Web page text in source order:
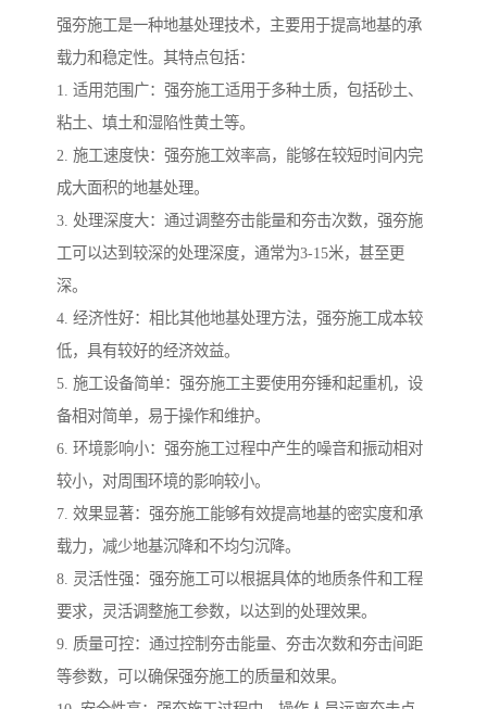
强夯施工是一种地基处理技术，主要用于提高地基的承
载力和稳定性。其特点包括：
1. 适用范围广：强夯施工适用于多种土质，包括砂土、
粘土、填土和湿陷性黄土等。
2. 施工速度快：强夯施工效率高，能够在较短时间内完
成大面积的地基处理。
3. 处理深度大：通过调整夯击能量和夯击次数，强夯施
工可以达到较深的处理深度，通常为3-15米，甚至更
深。
4. 经济性好：相比其他地基处理方法，强夯施工成本较
低，具有较好的经济效益。
5. 施工设备简单：强夯施工主要使用夯锤和起重机，设
备相对简单，易于操作和维护。
6. 环境影响小：强夯施工过程中产生的噪音和振动相对
较小，对周围环境的影响较小。
7. 效果显著：强夯施工能够有效提高地基的密实度和承
载力，减少地基沉降和不均匀沉降。
8. 灵活性强：强夯施工可以根据具体的地质条件和工程
要求，灵活调整施工参数，以达到的处理效果。
9. 质量可控：通过控制夯击能量、夯击次数和夯击间距
等参数，可以确保强夯施工的质量和效果。